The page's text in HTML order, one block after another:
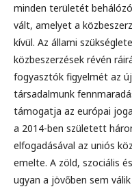
minden területét
vált, amelyet a
kívül. Az állami
közbeszerzések révén
fogyasztók figyelmét az
társadalmunk
támogatja az európai
a 2014-ben született
elfogadásával az uniós
emelte. A zöld, szociális
ugyan a jövőben sem